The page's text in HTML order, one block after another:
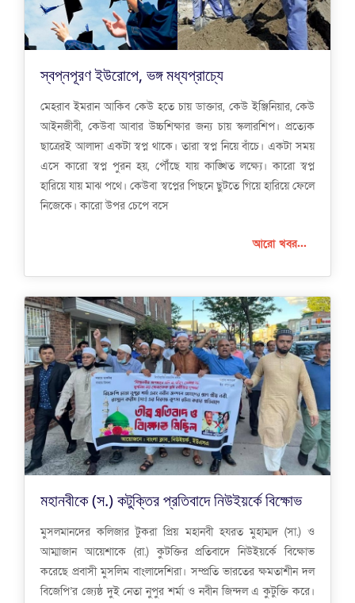
স্বপ্নপূরণ ইউরোপে, ভঙ্গ মধ্যপ্রাচ্যে
মেহরাব ইমরান আকিব কেউ হতে চায় ডাক্তার, কেউ ইঞ্জিনিয়ার, কেউ
আইনজীবী, কেউবা আবার উচ্চশিক্ষার জন্য চায় স্কলারশিপ। প্রত্যেক
ছাত্রেরই আলাদা একটা স্বপ্ন থাকে। তারা স্বপ্ন নিয়ে বাঁচে। একটা সময়
এসে কারো স্বপ্ন পুরন হয়, পৌঁছে যায় কাঙ্খিত লক্ষ্যে। কারো স্বপ্ন
হারিয়ে যায় মাঝ পথে। কেউবা স্বপ্নের পিছনে ছুটতে গিয়ে হারিয়ে ফেলে
নিজেকে। কারো উপর চেপে বসে
আরো খবর...
মহানবীকে (স.) কটুক্তির প্রতিবাদে নিউইয়র্কে বিক্ষোভ
মুসলমানদের কলিজার টুকরা প্রিয় মহানবী হযরত মুহাম্মদ (সা.) ও
আম্মাজান আয়েশাকে (রা.) কুটক্তির প্রতিবাদে নিউইয়র্কে বিক্ষোভ
করেছে প্রবাসী মুসলিম বাংলাদেশিরা। সম্প্রতি ভারতের ক্ষমতাশীন দল
বিজেপি’র জ্যেষ্ঠ দুই নেতা নুপুর শর্মা ও নবীন জিন্দল এ কুটুক্তি করে।